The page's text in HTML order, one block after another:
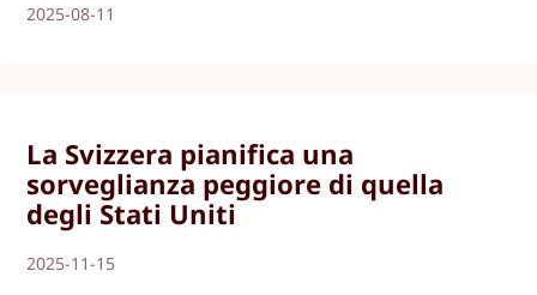
2025-08-11
La Svizzera pianifica una
sorveglianza peggiore di quella
degli Stati Uniti
2025-11-15